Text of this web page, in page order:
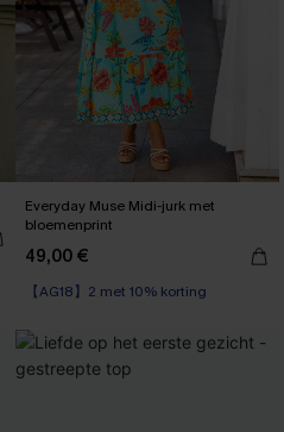
Everyday Muse Midi-jurk met
bloemenprint
49,00 €
【AG18】2 met 10% korting